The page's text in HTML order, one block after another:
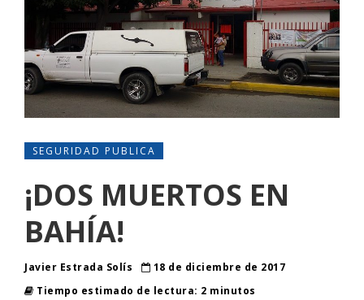
SEGURIDAD PUBLICA
¡DOS MUERTOS EN
BAHÍA!
Javier Estrada Solís
18 de diciembre de 2017
Tiempo estimado de lectura: 2 minutos